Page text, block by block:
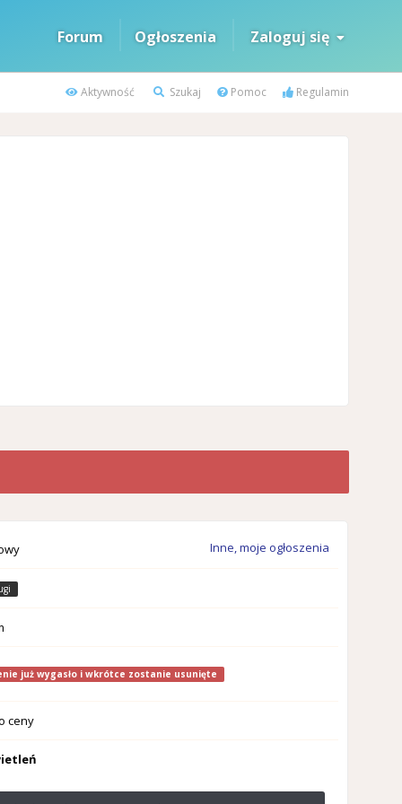
Forum Ogłoszenia Zaloguj się
Aktywność Szukaj Pomoc Regulamin
Inne, moje ogłoszenia
już wygasło i wkrótce zostanie usunięte
ceny